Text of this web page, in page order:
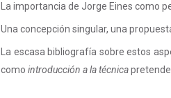
La importancia de Jorge Eines como
Una concepción singular, una
La escasa bibliografía sobre estos
como introducción a la técnicapretende